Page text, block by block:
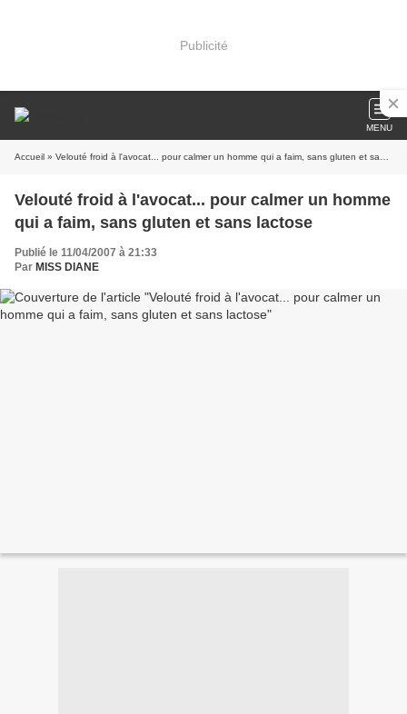
Publicité
MENU
Accueil » Velouté froid à l'avocat... pour calmer un homme qui a faim, sans gluten et sans lactose
Velouté froid à l'avocat... pour calmer un homme
qui a faim, sans gluten et sans lactose
Publié le 11/04/2007 à 21:33
Par MISS DIANE